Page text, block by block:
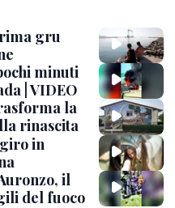
gru
minuti
| VIDEO
la
rinascita
in
il
del fuoco